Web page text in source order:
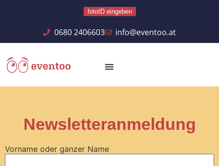
fotoID eingeben
0680 2406603 info@eventoo.at
Newsletteranmeldung
Vorname oder ganzer Name